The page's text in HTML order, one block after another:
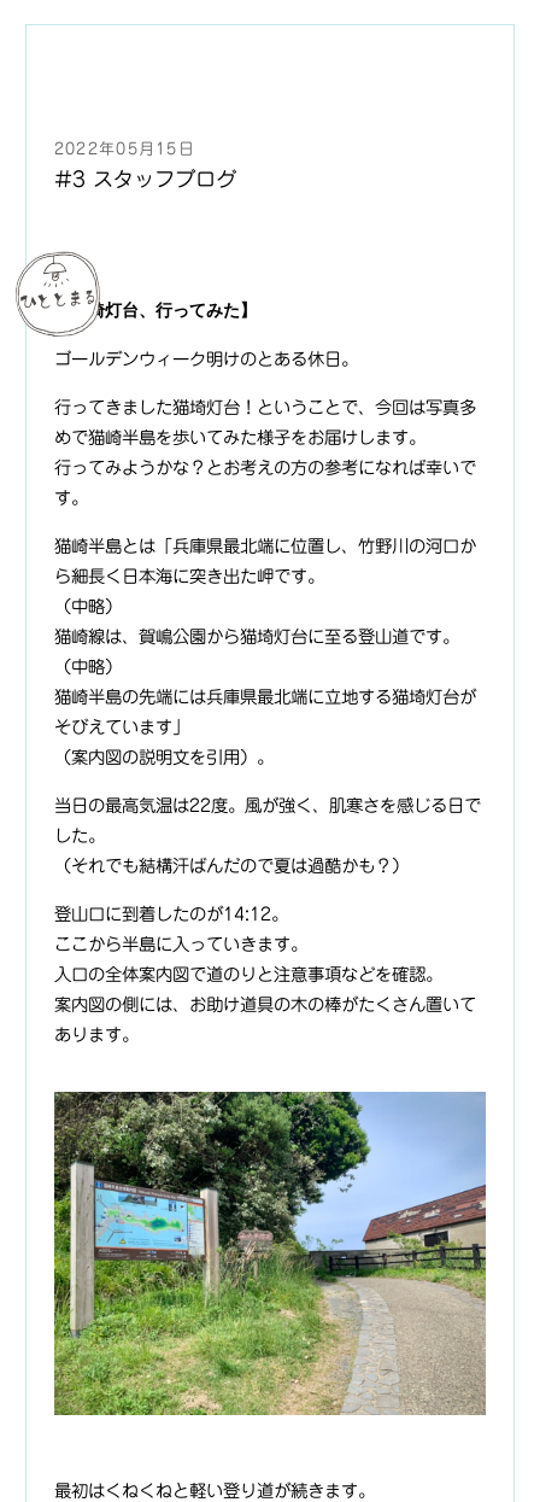
2022年05月15日
#3 スタッフブログ
【猫埼灯台、行ってみた】
ゴールデンウィーク明けのとある休日。
行ってきました猫埼灯台！ということで、今回は写真多
めで猫崎半島を歩いてみた様子をお届けします。
行ってみようかな？とお考えの方の参考になれば幸いで
す。
猫崎半島とは「兵庫県最北端に位置し、竹野川の河口か
ら細長く日本海に突き出た岬です。
（中略）
猫崎線は、賀嶋公園から猫埼灯台に至る登山道です。
（中略）
猫崎半島の先端には兵庫県最北端に立地する猫埼灯台が
そびえています」
（案内図の説明文を引用）。
当日の最高気温は22度。風が強く、肌寒さを感じる日で
した。
（それでも結構汗ばんだので夏は過酷かも？）
登山口に到着したのが14:12。
ここから半島に入っていきます。
入口の全体案内図で道のりと注意事項などを確認。
案内図の側には、お助け道具の木の棒がたくさん置いて
あります。
最初はくねくねと軽い登り道が続きます。